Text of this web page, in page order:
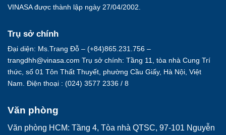
VINASA được thành lập ngày 27/04/2002.
Trụ sở chính
Đại diện: Ms.Trang Đỗ – (+84)865.231.756 –
trangdhh@vinasa.com Trụ sở chính: Tầng 11, tòa nhà Cung Trí
thức, số 01 Tôn Thất Thuyết, phường Cầu Giấy, Hà Nội, Việt
Nam. Điện thoại : (024) 3577 2336 / 8
Văn phòng
Văn phòng HCM: Tầng 4, Tòa nhà QTSC, 97-101 Nguyễn